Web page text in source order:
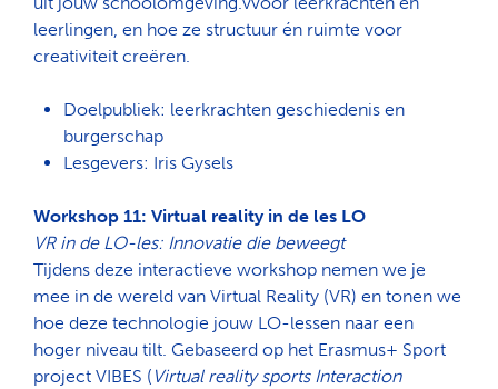
leerlingen, en hoe ze structuur én ruimte voor
creativiteit creëren.
Doelpubliek: leerkrachten geschiedenis en
burgerschap
Lesgevers: Iris Gysels
Workshop 11: Virtual reality in de les LO
VR in de LO-les: Innovatie die beweegt
Tijdens deze interactieve workshop nemen we je
mee in de wereld van Virtual Reality (VR) en tonen we
hoe deze technologie jouw LO-lessen naar een
hoger niveau tilt. Gebaseerd op het Erasmus+ Sport
project VIBES ( Virtual reality sports Interaction